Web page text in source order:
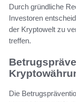
Durch gründliche
Investoren
der Kryptowelt zu
treffen.
Die